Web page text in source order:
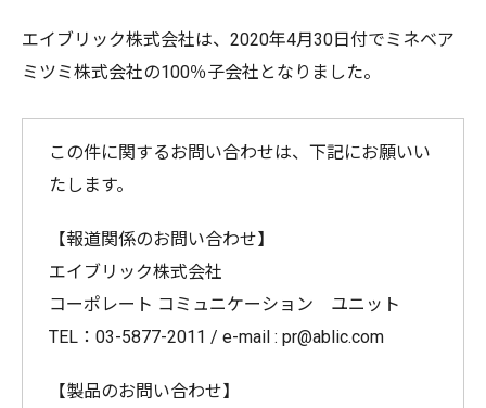
エイブリック株式会社は、2020年4月30日付でミネベア
ミツミ株式会社の100％子会社となりました。
この件に関するお問い合わせは、下記にお願いい
たします。
【報道関係のお問い合わせ】
エイブリック株式会社
コーポレート コミュニケーション ユニット
TEL：03-5877-2011 / e-mail : pr@ablic.com
【製品のお問い合わせ】